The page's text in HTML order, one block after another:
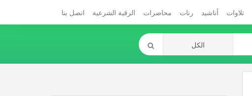
تلاوات أناشيد رنات محاضرات الرقية الشرعية اتصل بنا